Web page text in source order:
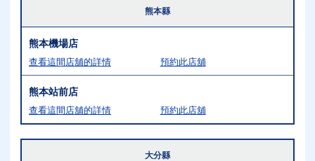
熊本縣
熊本機場店
查看這間店舖的詳情 預約此店舖
熊本站前店
查看這間店舖的詳情 預約此店舖
大分縣